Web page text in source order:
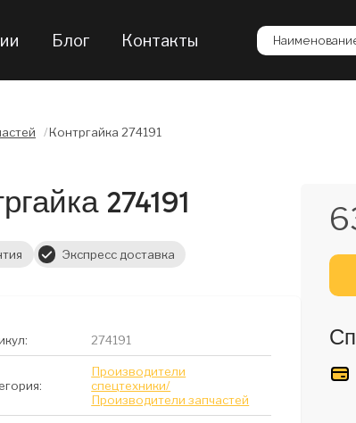
Блог Контакты
/Контргайка 274191
274191
Экспресс доставка
274191
Производители
спецтехники/
Производители запчастей